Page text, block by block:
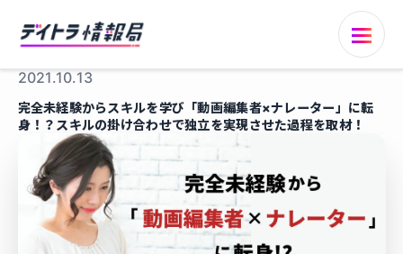
2021.10.13
完全未経験からスキルを学び「動画編集者×ナレーター」に転
身！？スキルの掛け合わせで独立を実現させた過程を取材！